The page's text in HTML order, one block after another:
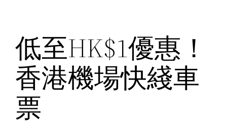
低至HK$1優惠！
香港機場快綫車
票